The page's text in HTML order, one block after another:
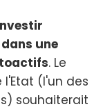
une
. Le
(l'un des
souhaiterait